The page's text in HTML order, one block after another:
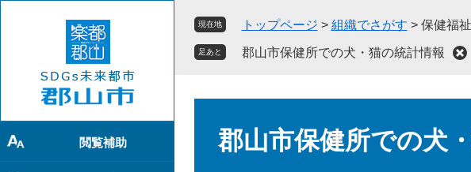
で
す
。
ば
し
て
閲覧補助
現在地 トップページ > 組織でさがす > 保健福
足あと 郡山市保健所での犬・猫の統計情報
郡山市保健所での犬